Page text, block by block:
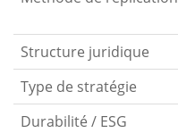
Structure juridique
Type de stratégie
Durabilité / ESG